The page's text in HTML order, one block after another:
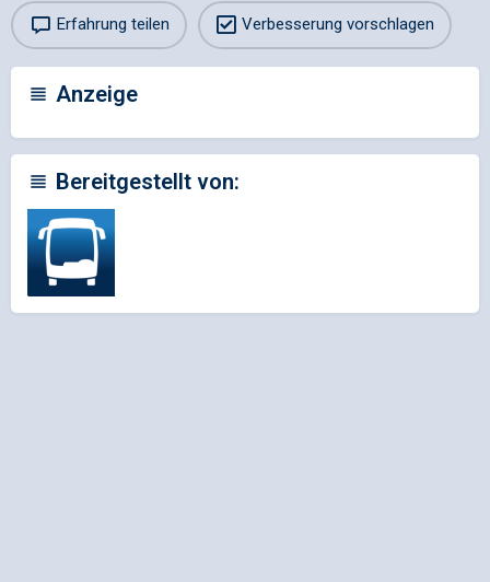
Erfahrung teilen Verbesserung vorschlagen
Anzeige
Bereitgestellt von: